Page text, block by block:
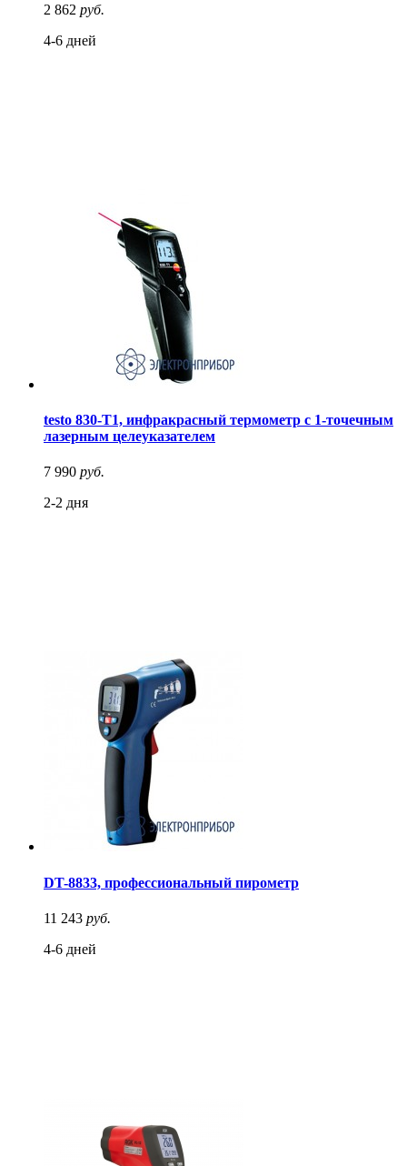
2 862 руб.
4-6 дней
testo 830-T1, инфракрасный термометр с 1-точечным
лазерным целеуказателем
7 990 руб.
2-2 дня
DT-8833, профессиональный пирометр
11 243 руб.
4-6 дней